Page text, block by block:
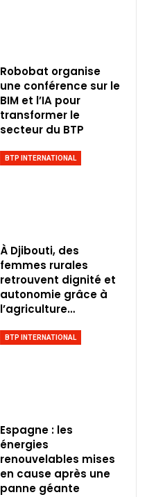
Robobat organise
une conférence sur le
BIM et l’IA pour
transformer le
secteur du BTP
BTP INTERNATIONAL
À Djibouti, des
femmes rurales
retrouvent dignité et
autonomie grâce à
l’agriculture…
BTP INTERNATIONAL
Espagne : les
énergies
renouvelables mises
en cause après une
panne géante